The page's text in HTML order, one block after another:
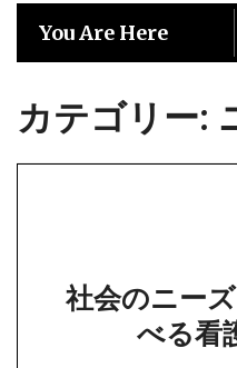
You Are Here
カテゴリー:
社会のニー
べる看